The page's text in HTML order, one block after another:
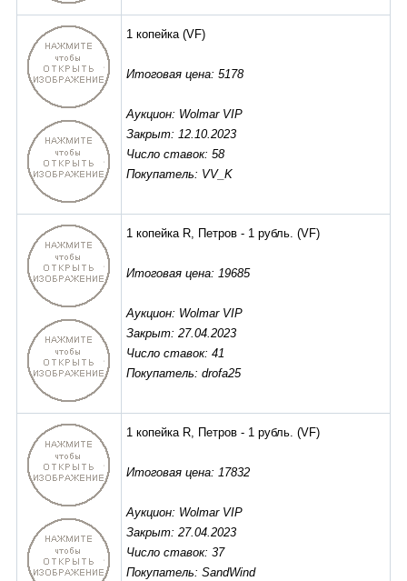
1 копейка(VF)
Итоговая цена: 5178
Аукцион: Wolmar VIP
Закрыт: 12.10.2023
Число ставок: 58
Покупатель: VV_K
1 копейка R, Петров - 1 рубль. (VF)
Итоговая цена: 19685
Аукцион: Wolmar VIP
Закрыт: 27.04.2023
Число ставок: 41
Покупатель: drofa25
1 копейка R, Петров - 1 рубль. (VF)
Итоговая цена: 17832
Аукцион: Wolmar VIP
Закрыт: 27.04.2023
Число ставок: 37
Покупатель: SandWind